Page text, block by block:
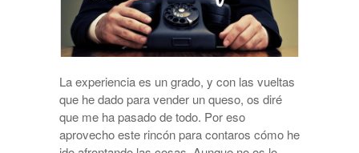
La experiencia es un grado, y con las vueltas
que he dado para vender un queso, os diré
que me ha pasado de todo. Por eso
aprovecho este rincón para contaros cómo he